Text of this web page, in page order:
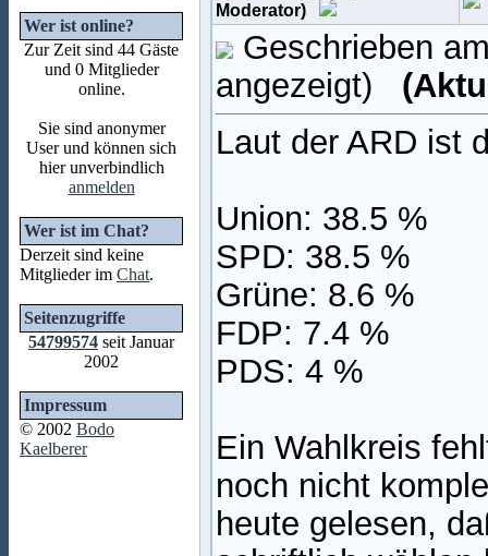
Wer ist online?
Zur Zeit sind 44 Gäste
und 0 Mitglieder
online.
Sie sind anonymer
User und können sich
hier unverbindlich
anmelden
Wer ist im Chat?
Derzeit sind keine
Mitglieder im Chat.
Seitenzugriffe
54799574 seit Januar
2002
Impressum
© 2002 Bodo
Kaelberer
Moderator)
Geschrieben
angezeigt)
Laut der ARD ist
Union: 38.5 %
SPD: 38.5 %
Grüne: 8.6 %
FDP: 7.4 %
PDS: 4 %
Ein Wahlkreis
noch nicht
heute gelesen,